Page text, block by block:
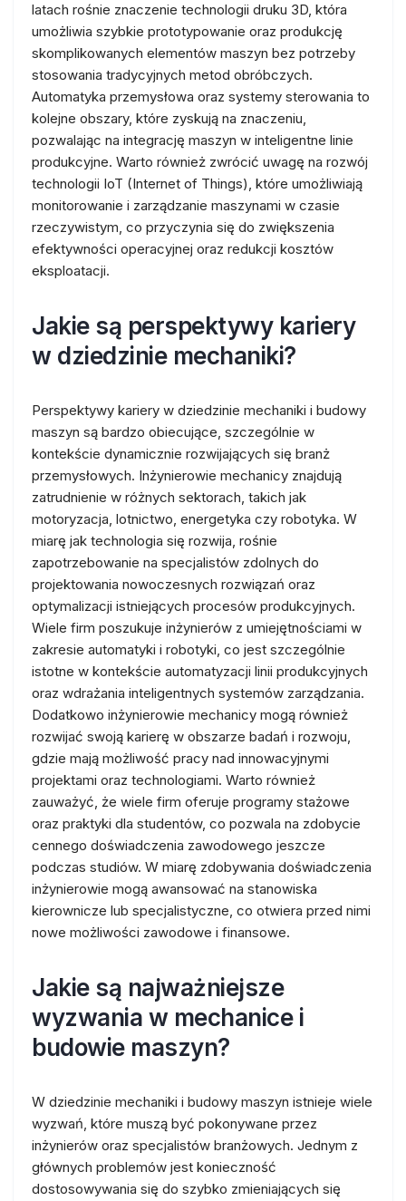
latach rośnie znaczenie technologii druku 3D, która
umożliwia szybkie prototypowanie oraz produkcję
skomplikowanych elementów maszyn bez potrzeby
stosowania tradycyjnych metod obróbczych.
Automatyka przemysłowa oraz systemy sterowania to
kolejne obszary, które zyskują na znaczeniu,
pozwalając na integrację maszyn w inteligentne linie
produkcyjne. Warto również zwrócić uwagę na rozwój
technologii IoT (Internet of Things), które umożliwiają
monitorowanie i zarządzanie maszynami w czasie
rzeczywistym, co przyczynia się do zwiększenia
efektywności operacyjnej oraz redukcji kosztów
eksploatacji.
Jakie są perspektywy kariery
w dziedzinie mechaniki?
Perspektywy kariery w dziedzinie mechaniki i budowy
maszyn są bardzo obiecujące, szczególnie w
kontekście dynamicznie rozwijających się branż
przemysłowych. Inżynierowie mechanicy znajdują
zatrudnienie w różnych sektorach, takich jak
motoryzacja, lotnictwo, energetyka czy robotyka. W
miarę jak technologia się rozwija, rośnie
zapotrzebowanie na specjalistów zdolnych do
projektowania nowoczesnych rozwiązań oraz
optymalizacji istniejących procesów produkcyjnych.
Wiele firm poszukuje inżynierów z umiejętnościami w
zakresie automatyki i robotyki, co jest szczególnie
istotne w kontekście automatyzacji linii produkcyjnych
oraz wdrażania inteligentnych systemów zarządzania.
Dodatkowo inżynierowie mechanicy mogą również
rozwijać swoją karierę w obszarze badań i rozwoju,
gdzie mają możliwość pracy nad innowacyjnymi
projektami oraz technologiami. Warto również
zauważyć, że wiele firm oferuje programy stażowe
oraz praktyki dla studentów, co pozwala na zdobycie
cennego doświadczenia zawodowego jeszcze
podczas studiów. W miarę zdobywania doświadczenia
inżynierowie mogą awansować na stanowiska
kierownicze lub specjalistyczne, co otwiera przed nimi
nowe możliwości zawodowe i finansowe.
Jakie są najważniejsze
wyzwania w mechanice i
budowie maszyn?
W dziedzinie mechaniki i budowy maszyn istnieje wiele
wyzwań, które muszą być pokonywane przez
inżynierów oraz specjalistów branżowych. Jednym z
głównych problemów jest konieczność
dostosowywania się do szybko zmieniających się